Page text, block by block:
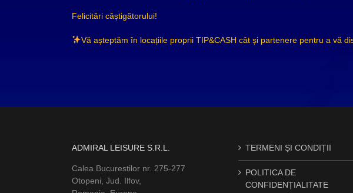
Felicitări câștigătorului!
Vă așteptăm în locațiile proprii TIP&CASH cât și partenere pentru a vă
ADMIRAL LEISURE S.R.L.
Calea Bucurestilor nr. 275-277
Otopeni, Jud. Ilfov,
TERMENI ȘI CONDIȚII
POLITICA DE
CONFIDENȚIALITATE